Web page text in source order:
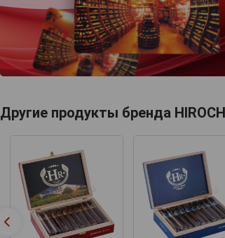
Другие продукты бренда